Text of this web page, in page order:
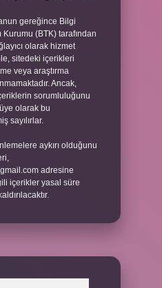
gereğince Bilgi
(BTK) tarafından
olarak hizmet
sitedeki içerikleri
veya araştırma
Ancak,
sorumluluğunu
olarak bu
sayılırlar.
aykırı olduğunu
adresine
içerikler yasal süre